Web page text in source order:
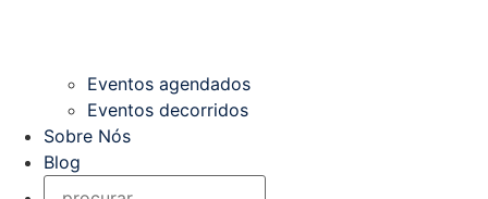
Eventos agendados
Eventos decorridos
Sobre Nós
Blog